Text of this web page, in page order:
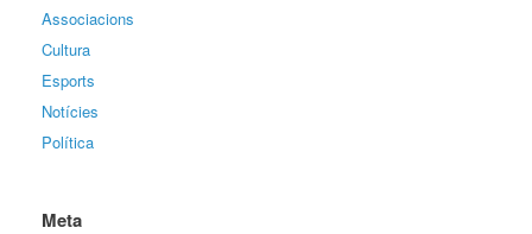
Associacions
Cultura
Esports
Notícies
Política
Meta